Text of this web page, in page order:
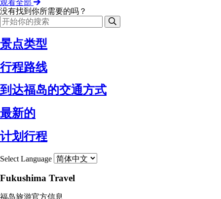
观看全部
没有找到你所需要的吗？
景点类型
行程路线
到达福岛的交通方式
最新的
计划行程
Select Language
Fukushima Travel
福岛旅游官方信息